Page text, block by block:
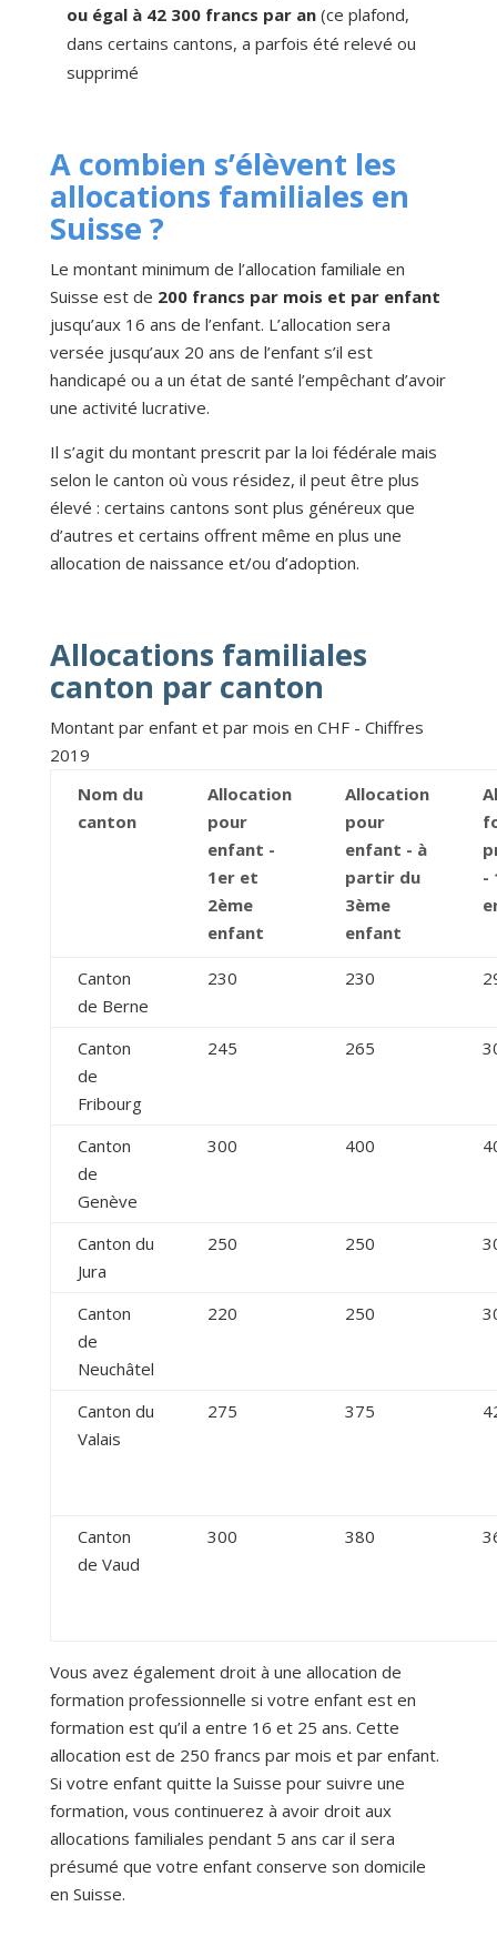
ou égal à 42 300 francs par an(ce plafond,
dans certains cantons, a parfois été relevé ou
supprimé
A combien s’élèvent les
allocations familiales en
Suisse ?
Le montant minimum de l’allocation familiale en
Suisse est de 200 francs par mois et par enfant
jusqu’aux 16 ans de l’enfant. L’allocation sera
versée jusqu’aux 20 ans de l’enfant s’il est
handicapé ou a un état de santé l’empêchant d’avoir
une activité lucrative.
Il s’agit du montant prescrit par la loi fédérale mais
selon le canton où vous résidez, il peut être plus
élevé : certains cantons sont plus généreux que
d’autres et certains offrent même en plus une
allocation de naissance et/ou d’adoption.
Allocations familiales
canton par canton
Montant par enfant et par mois en CHF - Chiffres
2019
Nom du
canton
Allocation
pour
enfant -
1er et
2ème
enfant
Allocation
pour
enfant - à
partir du
3ème
enfant
-
Canton
de Berne
230 230
Canton
de
Fribourg
245 265
Canton
de
Genève
300 400
Canton du
Jura
250 250
Canton
de
Neuchâtel
220 250
Canton du
Valais
275 375
Canton
de Vaud
300 380
Vous avez également droit à une allocation de
formation professionnelle si votre enfant est en
formation est qu’il a entre 16 et 25 ans. Cette
allocation est de 250 francs par mois et par enfant.
Si votre enfant quitte la Suisse pour suivre une
formation, vous continuerez à avoir droit aux
allocations familiales pendant 5 ans car il sera
présumé que votre enfant conserve son domicile
en Suisse.